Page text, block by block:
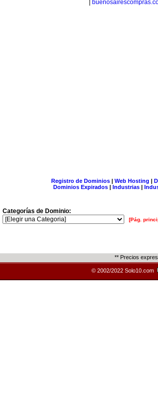
Registro de Dominios| Web Hosting |
Dominios Expirados | Industrias |
Categorías de Dominio:
[Pág.
** Precios
© 2002/2022 Solo10.com